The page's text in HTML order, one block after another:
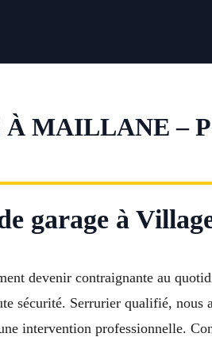
MAILLANE –
garage à
devenir contraignante au
sécurité. Serrurier qualifié, nous
intervention professionnelle.